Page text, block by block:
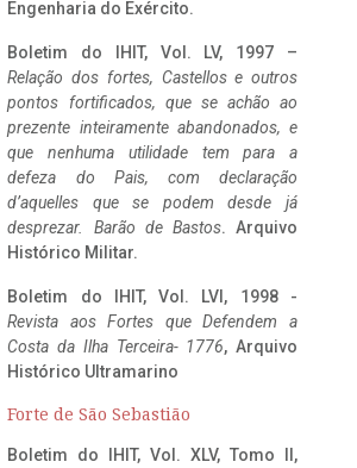
Engenharia do Exército.
Boletim do IHIT, Vol. LV, 1997 –
Relação dos fortes, Castellos e outros
pontos fortificados, que se achão ao
prezente inteiramente abandonados, e
que nenhuma utilidade tem para a
defeza do Pais, com declaração
d’aquelles que se podem desde já
desprezar. Barão de Bastos. Arquivo
Histórico Militar.
Boletim do IHIT, Vol. LVI, 1998 -
Revista aos Fortes que Defendem a
Costa da Ilha Terceira- 1776, Arquivo
Histórico Ultramarino
Forte de São Sebastião
Boletim do IHIT, Vol. XLV, Tomo II,